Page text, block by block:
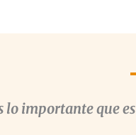
lo importante que